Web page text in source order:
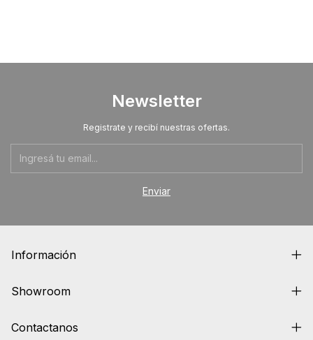
Newsletter
Registrate y recibí nuestras ofertas.
Información
Showroom
Contactanos